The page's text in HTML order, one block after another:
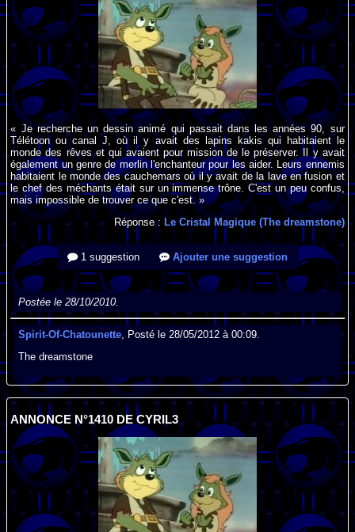
« Je recherche un dessin animé qui passait dans les années 90, sur
Télétoon ou canal J, où il y avait des lapins kakis qui habitaient le
monde des rêves et qui avaient pour mission de le préserver. Il y avait
également un genre de merlin l'enchanteur pour les aider. Leurs ennemis
habitaient le monde des cauchemars où il y avait de la lave en fusion et
le chef des méchants était sur un immense trône. C'est un peu confus,
mais impossible de trouver ce que c'est. »
Réponse :Le Cristal Magique (The dreamstone)
1 suggestion Ajouter une suggestion
Postée le 28/10/2010.
Spirit-Of-Chatounette , Posté le 28/05/2012 à 00:09.
The dreamstone
ANNONCE N°1410 DE CYRIL3